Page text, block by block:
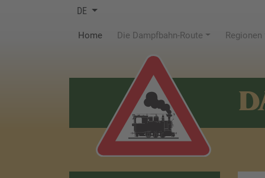
DE
Home(current)Die Dampfbahn-Route Regionen